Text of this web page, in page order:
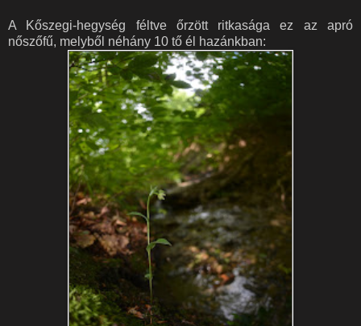
A Kőszegi-hegység féltve őrzött ritkasága ez az apró
nőszőfű, melyből néhány 10 tő él hazánkban: